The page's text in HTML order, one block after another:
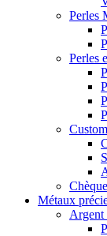
Perles
Perles
Métaux
Argent